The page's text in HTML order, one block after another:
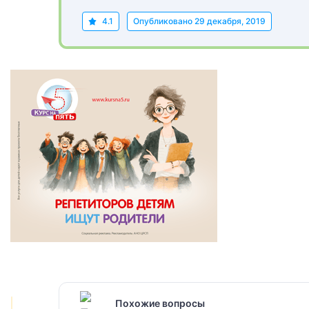
4.1 Опубликовано 29 декабря, 2019
Похожие вопросы